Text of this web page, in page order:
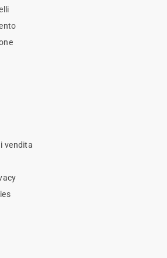
vendita